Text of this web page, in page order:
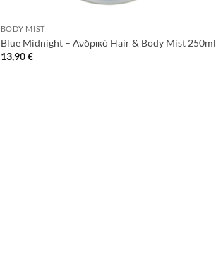
BODY MIST
Blue Midnight – Ανδρικό Hair & Body Mist 250ml
13,90€